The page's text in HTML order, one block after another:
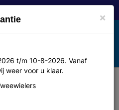
hs11 hs33 zwart
×
t/m 10-8-2026. Vanaf
weer voor u klaar.